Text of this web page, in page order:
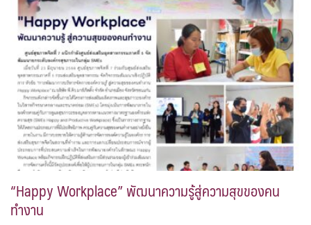
“Happy Workplace” พัฒนาความรู้สู่ความสุขของคน
ทำงาน